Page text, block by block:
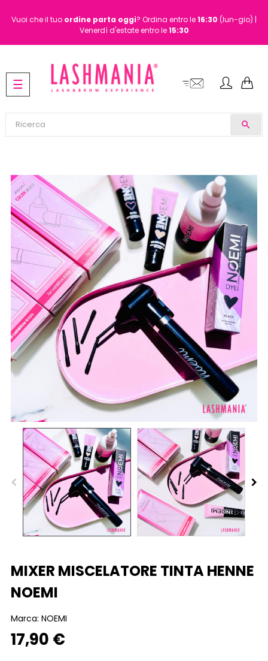
Vuoi che il tuo ordine parta oggi? Ordina entro le16:30 (lun-gio) |
Venerdì d'estate entro le15:30
search
navigazione
Toggle
☰
MIXER MISCELATORE TINTA HENNE
NOEMI
Marca: NOEMI
17,90 €